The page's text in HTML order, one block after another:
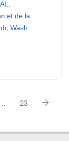
,
et de la
, Wash
… 23